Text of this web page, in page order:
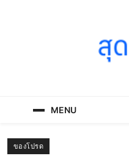
MENU
ของโปรด